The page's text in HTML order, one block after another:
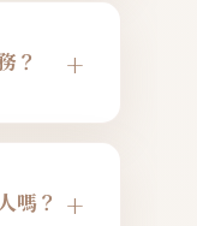
？ +
新人聯繫
嗎？ +